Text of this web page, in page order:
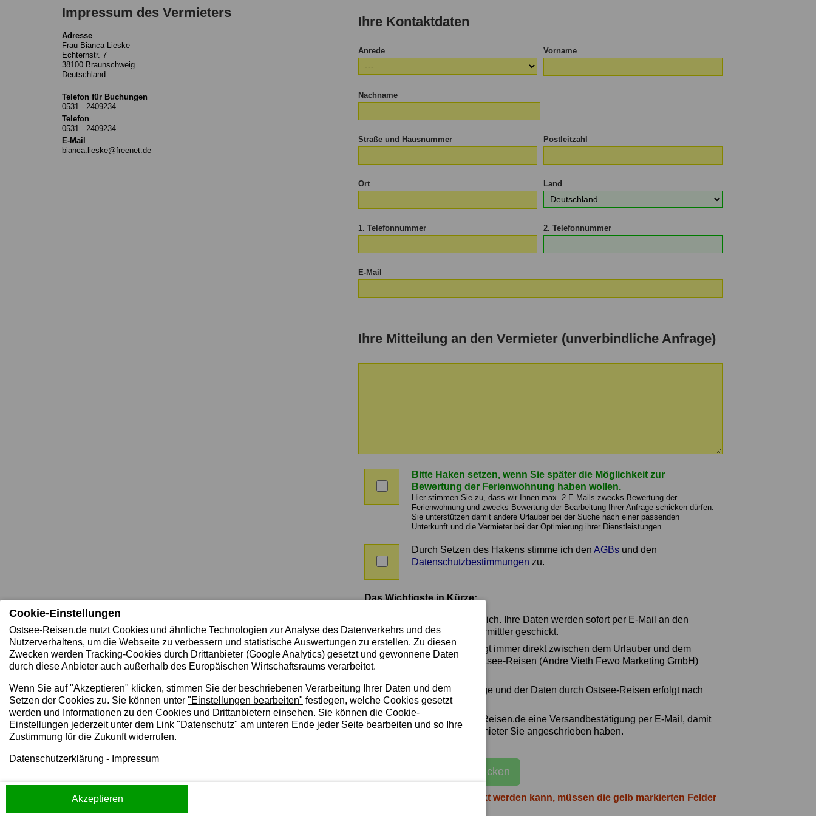
Impressum des Vermieters
Adresse
Frau Bianca Lieske
Echternstr. 7
38100 Braunschweig
Deutschland
Telefon für Buchungen
0531 - 2409234
Telefon
0531 - 2409234
E-Mail
bianca.lieske@freenet.de
Ihre Kontaktdaten
Anrede Vorname
Nachname
Straße und Hausnummer Postleitzahl
Ort Land
1. Telefonnummer 2. Telefonnummer
E-Mail
Ihre Mitteilung an den Vermieter (unverbindliche Anfrage)
an
Vermieter
Haken
setzen,
wenn
später
Möglichkeit
zur
Bewertung
haben
wollen.
Bitte Haken setzen, wenn Sie später die Möglichkeit zur
Bewertung der Ferienwohnung haben wollen.
Hier stimmen Sie zu, dass wir Ihnen max. 2 E-Mails zwecks Bewertung der
Ferienwohnung und zwecks Bewertung der Bearbeitung Ihrer Anfrage schicken dürfen.
Sie unterstützen damit andere Urlauber bei der Suche nach einer passenden
Unterkunft und die Vermieter bei der Optimierung ihrer Dienstleistungen.
Zustimmung
AGBs
und
Durch Setzen des Hakens stimme ich den AGBsund den
Datenschutzbestimmungen zu.
Das Wichtigste in Kürze:
Die Anfrage ist unverbindlich. Ihre Daten werden sofort per E-Mail an den
Vermieter oder Zimmervermittler geschickt.
Der Vertragsschluss erfolgt immer direkt zwischen dem Urlauber und dem
Eigentümer/Vermittler. Ostsee-Reisen (Andre Vieth Fewo Marketing GmbH)
wird kein Vertragspartner.
Die Löschung Ihrer Anfrage und der Daten durch Ostsee-Reisen erfolgt nach
spätestens 3 Jahren.
Sie erhalten von Ostsee-Reisen.de eine Versandbestätigung per E-Mail, damit
Sie wissen, welchen Vermieter Sie angeschrieben haben.
E-Mail an Vermieter schicken
Damit die Anfrage verschickt werden kann, müssen die gelb markierten Felder
Cookie-Einstellungen
Ostsee-Reisen.de nutzt Cookies und ähnliche Technologien zur Analyse des Datenverkehrs und des
Nutzerverhaltens, um die Webseite zu verbessern und statistische Auswertungen zu erstellen. Zu diesen
Zwecken werden Tracking-Cookies durch Drittanbieter (Google Analytics) gesetzt und gewonnene Daten
durch diese Anbieter auch außerhalb des Europäischen Wirtschaftsraums verarbeitet.
Wenn Sie auf "Akzeptieren" klicken, stimmen Sie der beschriebenen Verarbeitung Ihrer Daten und dem
Setzen der Cookies zu. Sie können unter "Einstellungen bearbeiten" festlegen, welche Cookies gesetzt
werden und Informationen zu den Cookies und Drittanbietern einsehen. Sie können die Cookie-
Einstellungen jederzeit unter dem Link "Datenschutz" am unteren Ende jeder Seite bearbeiten und so Ihre
Zustimmung für die Zukunft widerrufen.
Datenschutzerklärung - Impressum
Akzeptieren